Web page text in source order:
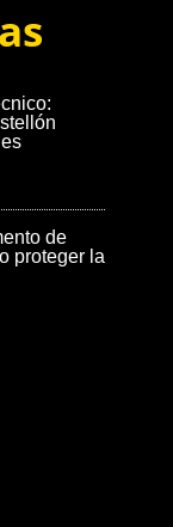
de
proteger la